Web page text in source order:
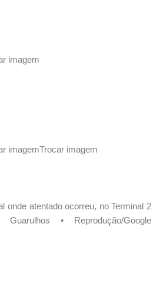
imagem
imagemTrocar imagem
onde atentado ocorreu, no Terminal 2
Guarulhos • Reprodução/Google